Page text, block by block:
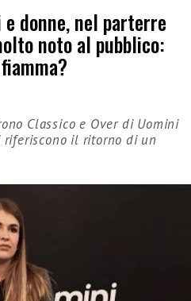
donne, nel parterre
noto al pubblico:
Classico e Over di Uomini
il ritorno di un